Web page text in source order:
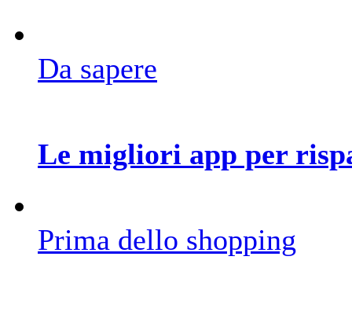
Da sapere
Le migliori app per
Prima dello shopping